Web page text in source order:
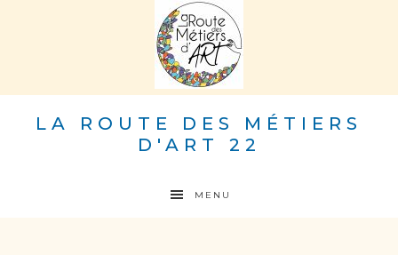
LA ROUTE DES MÉTIERS
D'ART 22
MENU